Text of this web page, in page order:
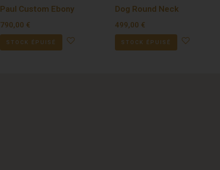
Paul Custom Ebony
790,00 €
STOCK ÉPUISÉ
Dog Round Neck
499,00 €
STOCK ÉPUISÉ